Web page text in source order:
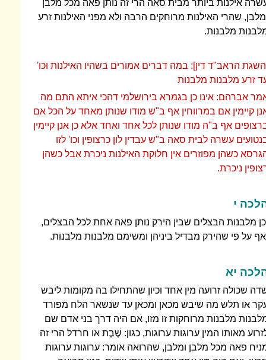
אילנות ביותר מבית סאה הרי זה נותן פאה מכל מלבן
שהרי האילנות מרוחקים הרבה ולא מפני האילנות זרע
מלבנות.
הראב"ד דין]: במה דברים אמורים בשהיו האילנות וכו'
זרע מלבנות מלבנות
אברהם: אינו כן בגמרא בירושלמי דהכי איתא התם מה
קיימין אם במרווחין אף ב"ש מודו שנותן מאחד על הכל אם
אף ב"ה מודו שנותן לכל אחד ואחד אלא כן אנן קיימין
עשרה לבית סאה ב"ש עבדין לון כרצופין וכו' לזו
כשהן מפוזרים אין חלוקת האילנות ניכרת אבל כשהן
ניכרת.
י
מלבנות הבצלים שבין הירק נותן פאה אחת לכל הבצלים,
על פי שהירק מבדיל ביניהן ומשימם מלבנות מלבנות.
יא
שכולה זרועה מין אחד וכיון שהתחילו בה מקומות ליבש
או תלש מה שיבש מכאן ומכאן עד שנשאר הלח מפורד
מלבנות מרוחקות זו מזו, אם היה דרך בני אדם שם
מאותו המין ערוגות ערוגות, כגון: שֶׁבֶת או חרדל הרי זה
פאה מכל מלבן ומלבן, שהרואה אומר: ערוגות ערוגות